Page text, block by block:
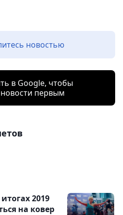
новостью
в Google, чтобы
первым
2019
на ковер